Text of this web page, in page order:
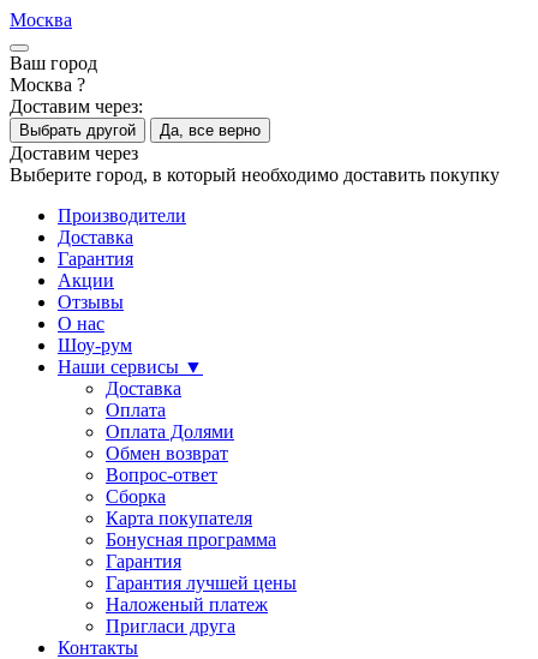
Москва
Ваш город
Москва ?
Доставим через:
Выбрать другой Да, все верно
Доставим через
Выберите город, в который необходимо доставить покупку
Производители
Доставка
Гарантия
Акции
Отзывы
О нас
Шоу-рум
Наши сервисы ▼
Доставка
Оплата
Оплата Долями
Обмен возврат
Вопрос-ответ
Сборка
Карта покупателя
Бонусная программа
Гарантия
Гарантия лучшей цены
Наложеный платеж
Пригласи друга
Контакты